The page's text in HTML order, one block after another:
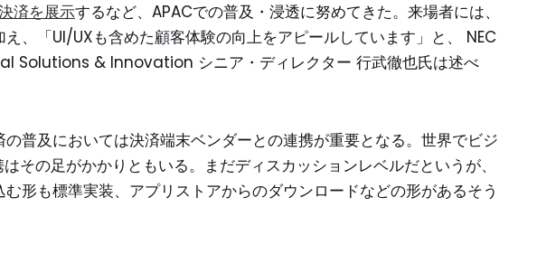
済を展示するなど、APACでの普及・浸透に努めてきた。来場者には、
、「UI/UXも含めた顧客体験の向上をアピールしています」と、 NEC
& Innovation シニア・ディレクター 行武徹也氏は述べ
普及においては決済端末ベンダーとの連携が重要となる。世界でビジ
その足がかかりともいる。まだディスカッションレベルだというが、
形も標準実装、アプリストアからのダウンロードなどの形があるそう